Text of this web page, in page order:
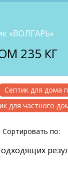
«ВОЛГАРЬ»
235 КГ
Септик для дома
для частного
Сортировать по: